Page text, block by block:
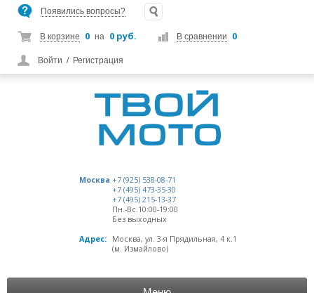
Появились вопросы?
В корзине 0 на 0 руб. В сравнении 0
Войти / Регистрация
Москва +7 (925) 538-08-71
+7 (495) 473-35-30
+7 (495) 215-13-37
Пн.-Вс.10:00-19:00
Без выходных
Адрес:
Москва, ул. 3-я Прядильная, 4 к.1
(м. Измайлово)